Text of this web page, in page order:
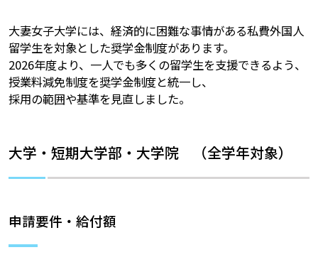
大妻女子大学には、経済的に困難な事情がある私費外国人
留学生を対象とした奨学金制度があります。
2026年度より、一人でも多くの留学生を支援できるよう、
授業料減免制度を奨学金制度と統一し、
採用の範囲や基準を見直しました。
大学・短期大学部・大学院 （全学年対象）
申請要件・給付額